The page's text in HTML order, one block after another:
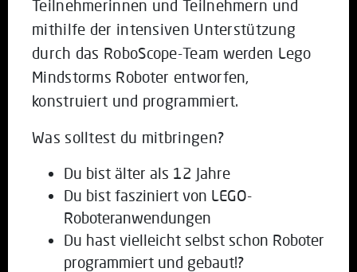
Teilnehmerinnen und Teilnehmern und
mithilfe der intensiven Unterstützung
durch das RoboScope-Team werden Lego
Mindstorms Roboter entworfen,
konstruiert und programmiert.
Was solltest du mitbringen?
Du bist älter als 12 Jahre
Du bist fasziniert von LEGO-
Roboteranwendungen
Du hast vielleicht selbst schon Roboter
programmiert und gebaut!?